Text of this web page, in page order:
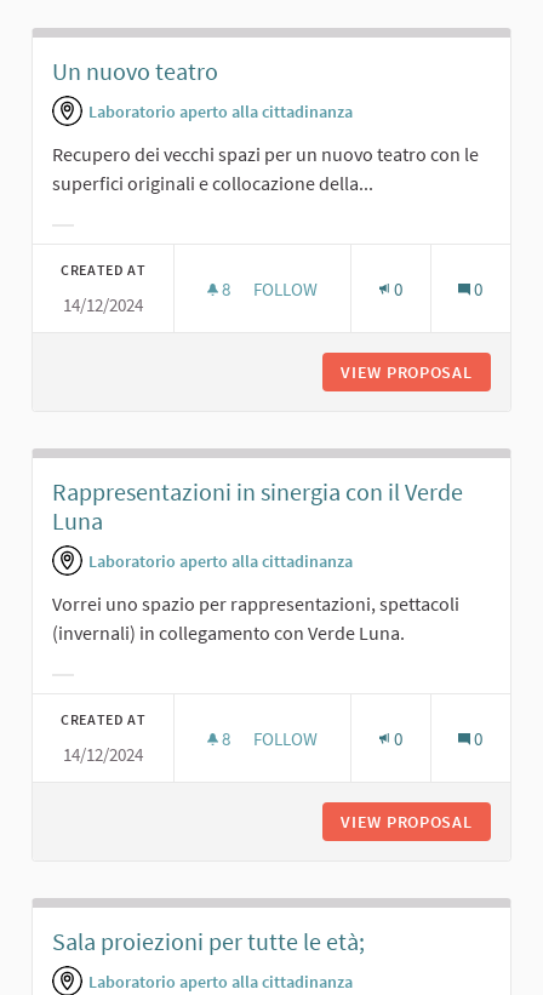
Un nuovo teatro
Laboratorio aperto alla cittadinanza
Recupero dei vecchi spazi per un nuovo teatro con le
superfici originali e collocazione della...
CREATED AT
14/12/2024
8 8 FOLLOWERS
FOLLOW 0 0
VIEW PROPOSAL
Rappresentazioni in sinergia con il Verde
Luna
Laboratorio aperto alla cittadinanza
Vorrei uno spazio per rappresentazioni, spettacoli
(invernali) in collegamento con Verde Luna.
CREATED AT
14/12/2024
8 8 FOLLOWERS
FOLLOW 0 0
VIEW PROPOSAL
Sala proiezioni per tutte le età;
Laboratorio aperto alla cittadinanza